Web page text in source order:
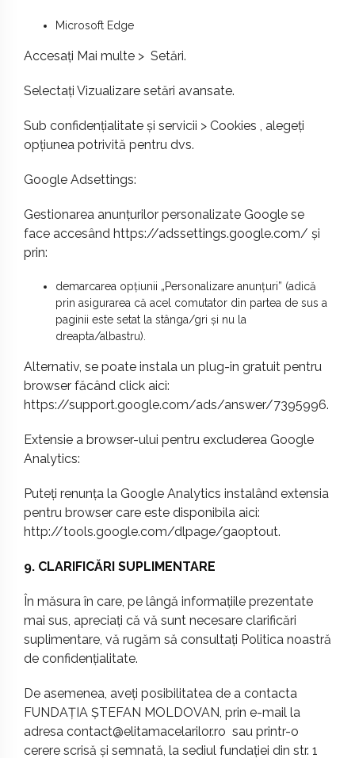
Microsoft Edge
Accesați Mai multe > Setări.
Selectați Vizualizare setări avansate.
Sub confidențialitate și servicii > Cookies , alegeți
opțiunea potrivită pentru dvs.
Google Adsettings:
Gestionarea anunțurilor personalizate Google se
face accesând https://adssettings.google.com/ și
prin:
demarcarea opțiunii „Personalizare anunțuri” (adică
prin asigurarea că acel comutator din partea de sus a
paginii este setat la stânga/gri și nu la
dreapta/albastru).
Alternativ, se poate instala un plug-in gratuit pentru
browser făcând click aici:
https://support.google.com/ads/answer/7395996.
Extensie a browser-ului pentru excluderea Google
Analytics:
Puteți renunța la Google Analytics instalând extensia
pentru browser care este disponibila aici:
http://tools.google.com/dlpage/gaoptout.
9. CLARIFICĂRI SUPLIMENTARE
În măsura în care, pe lângă informațiile prezentate
mai sus, apreciați că vă sunt necesare clarificări
suplimentare, vă rugăm să consultați Politica noastră
de confidențialitate.
De asemenea, aveți posibilitatea de a contacta
FUNDAȚIA ȘTEFAN MOLDOVAN, prin e-mail la
adresa contact@elitamacelarilor.ro sau printr-o
cerere scrisă și semnată, la sediul fundației din str. 1